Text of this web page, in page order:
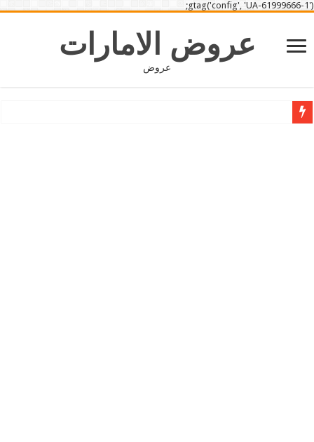
gtag('config', 'UA-61999666-1');
عروض الامارات
عروض